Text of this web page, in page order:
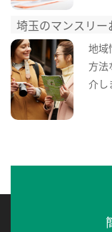
埼玉のマンスリー
地域
方法
介し